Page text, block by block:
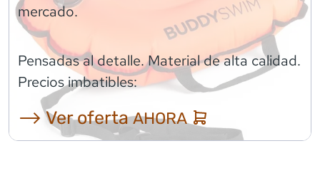
mercado.
Pensadas al detalle. Material de alta calidad.
Precios imbatibles:
⟶ Ver ofertaAHORA